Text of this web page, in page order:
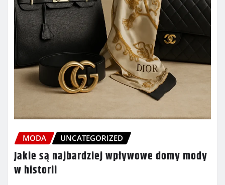
MODA UNCATEGORIZED
Jakie są najbardziej wpływowe domy mody
w historii